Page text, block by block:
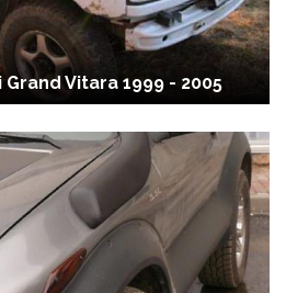
Vitara 1999 - 2005